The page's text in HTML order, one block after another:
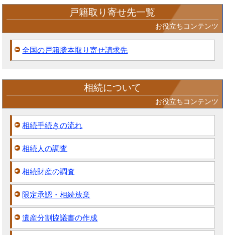
戸籍取り寄せ先一覧
お役立ちコンテンツ
全国の戸籍謄本取り寄せ請求先
相続について
お役立ちコンテンツ
相続手続きの流れ
相続人の調査
相続財産の調査
限定承認・相続放棄
遺産分割協議書の作成